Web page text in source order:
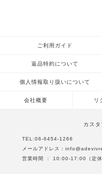
ご利用ガイド
返品特約について
個人情報取り扱いについて
会社概要 リ
カスタ
TEL:06-6454-1266
メールアドレス：
営業時間 ： 10:00-17:00（定休